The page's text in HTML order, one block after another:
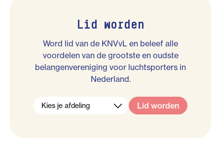
Lid worden
Word lid van de KNVvL en beleef alle
voordelen van de grootste en oudste
belangenvereniging voor luchtsporters in
Nederland.
Lid worden